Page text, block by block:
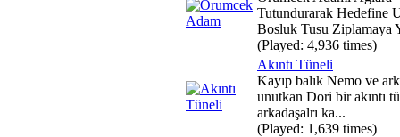
Tutundurarak Hedefine
Bosluk Tusu Ziplamaya
(Played: 4,936 times)
Akıntı Tüneli
Kayıp balık Nemo ve
unutkan Dori bir akıntı
arkadaşalrı ka...
(Played: 1,639 times)